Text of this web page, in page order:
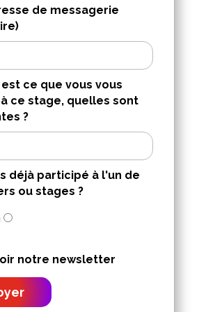
de messagerie
ce que vous vous
ce stage, quelles sont
?
déjà participé à l'un de
ou stages ?
notre newsletter